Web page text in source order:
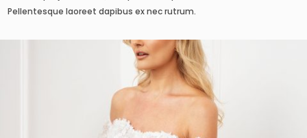
Pellentesque laoreet dapibus ex nec rutrum.